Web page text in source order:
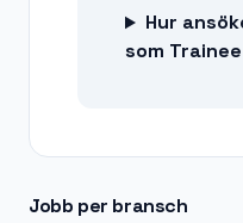
Hur
som
Jobb per bransch